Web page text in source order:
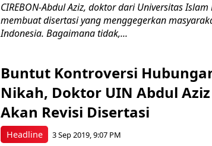
CIREBON-Abdul Aziz, doktor dari Universitas
membuat disertasi yang menggegerkan
Indonesia. Bagaimana tidak,...
Headline
Buntut Kontroversi
Nikah, Doktor UIN Abdul
Akan Revisi Disertasi
3 Sep 2019, 9:07 PM